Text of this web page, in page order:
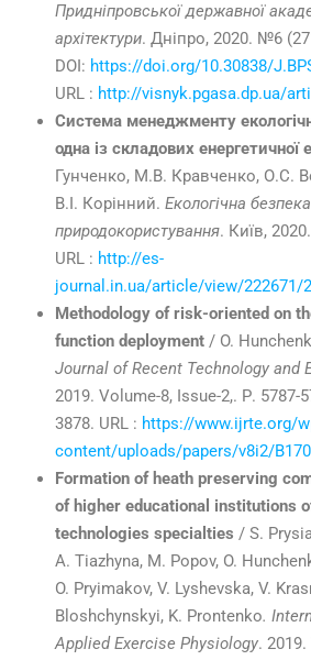
Придніпровської державної
архітектури. Дніпро, 2020. №6
DOI: https://doi.org/10.30838/
URL : http://visnyk.pgasa.dp.ua/
Система менеджменту
одна із складових енергетичної
Гунченко, М.В. Кравченко, О.С.
В.І. Корінний. Екологічна
природокористування. Київ,
URL : http://es-
journal.in.ua/article/view/222671/
Methodology of risk-oriented on
function deployment / O.
Journal of Recent Technology and
2019. Volume-8, Issue-2,. Р. 5787-
3878. URL : https://www.ijrte.org/
content/uploads/papers/v8i2/
Formation of heath preserving
of higher educational institutions
technologies specialties / S.
A. Tiazhyna, M. Popov, O.
O. Pryimakov, V. Lyshevska, V.
Bloshchynskyi, K. Prontenko.
Applied Exercise Physiology.